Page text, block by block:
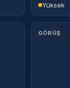
Yüksek
GÖRÜŞ